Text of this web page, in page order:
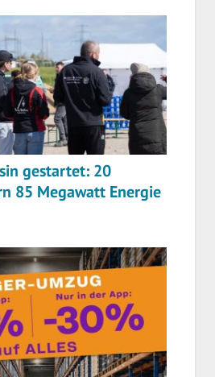
gestartet: 20
85 Megawatt Energie